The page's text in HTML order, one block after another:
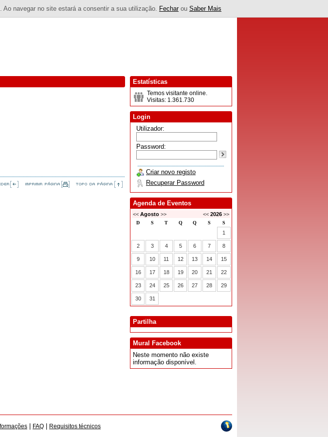
navegar no site estará a consentir a sua utilização. Fecharou Saber Mais
Estatísticas
Temos visitante online.
Visitas: 1.361.730
Login
Utilizador:
Password:
Criar novo registo
Recuperar Password
Agenda de Eventos
Partilha
Mural Facebook
Neste momento não existe
informação disponível.
FAQ Requisitos técnicos